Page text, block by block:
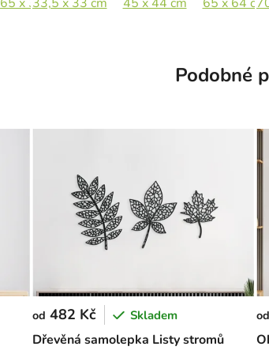
Podobné
Dřevěná samolepka Listy stromů
od 482 Kč Skladem od